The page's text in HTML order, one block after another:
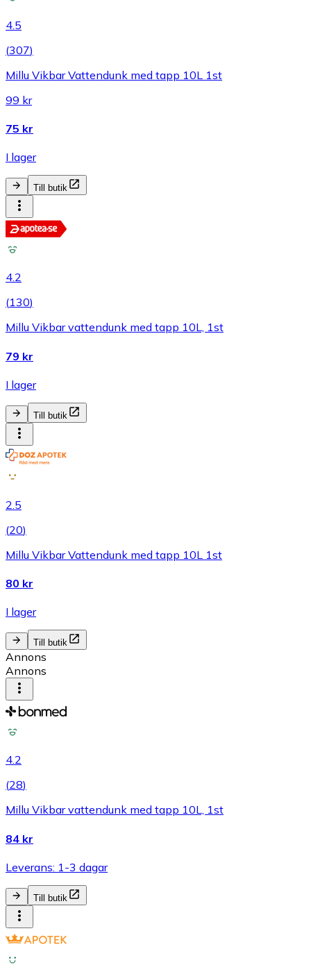
4.5
(307)
Millu Vikbar Vattendunk med tapp 10L 1st
99 kr
75 kr
I lager
Till butik
4.2
(130)
Millu Vikbar vattendunk med tapp 10L, 1st
79 kr
I lager
Till butik
2.5
(20)
Millu Vikbar Vattendunk med tapp 10L 1st
80 kr
I lager
Till butik
Annons
Annons
4.2
(28)
Millu Vikbar vattendunk med tapp 10L, 1st
84 kr
Leverans: 1-3 dagar
Till butik